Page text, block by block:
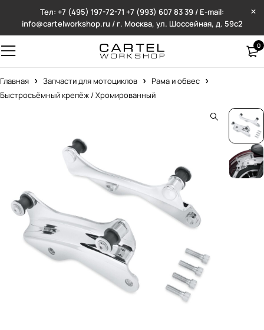
Тел: +7 (495) 197-72-71 +7 (993) 607 83 39 / E-mail:
info@cartelworkshop.ru / г. Москва, ул. Шоссейная, д. 59с2
0
Главная Запчасти для мотоциклов
Рама и обвес
Быстросъёмный крепёж / Хромированный